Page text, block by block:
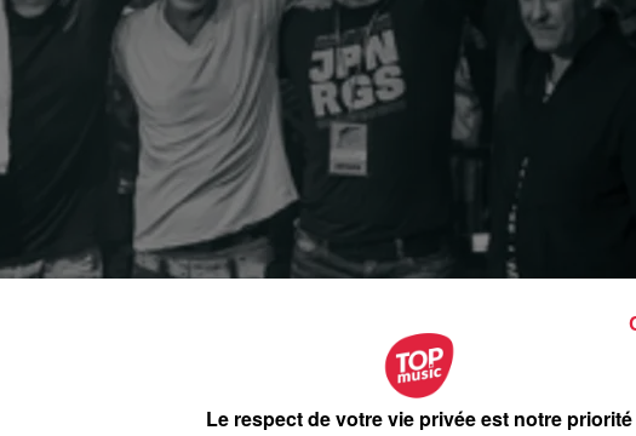
Le respect de votre vie privée est notre priorité